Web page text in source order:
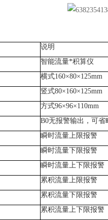
说明
智能流量*积算仪
横式160×80×125mm
竖式80×160×125mm
方式96×96×110mm
B0无报警输出，可省
瞬时流量上限报警
瞬时流量下限报警
瞬时流量上下限报警
累积流量上限报警
累积流量下限报警
累积流量上下限报警